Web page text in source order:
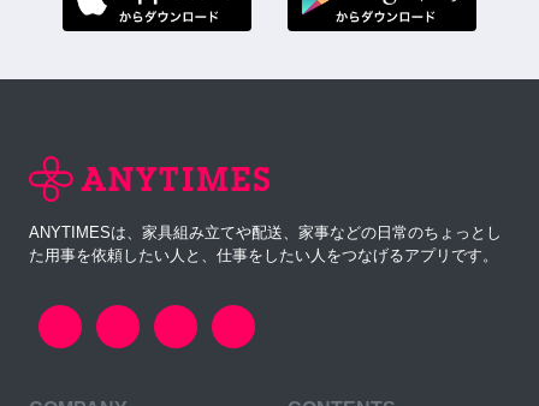
ANYTIMESは、家具組み立てや配送、家事などの日常のちょっとし
た用事を依頼したい人と、仕事をしたい人をつなげるアプリです。